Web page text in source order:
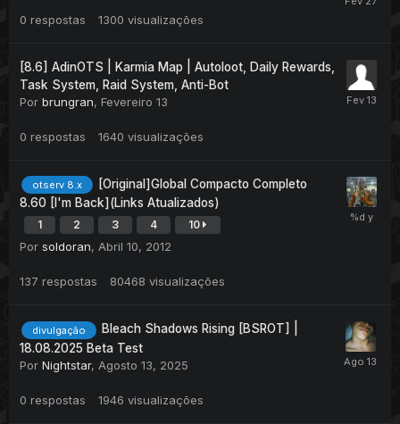
0 respostas 1300 visualizações
[8.6] AdinOTS | Karmia Map | Autoloot, Daily Rewards,
Task System, Raid System, Anti-Bot
Por brungran, Fevereiro 13
0 respostas 1640 visualizações
otserv 8.x
[Original]Global Compacto Completo
8.60 [I'm Back](Links Atualizados)
1 2 3 4 10
Por soldoran, Abril 10, 2012
137 respostas 80468 visualizações
divulgação
Bleach Shadows Rising [BSROT] |
18.08.2025 Beta Test
Por Nightstar, Agosto 13, 2025
0 respostas 1946 visualizações